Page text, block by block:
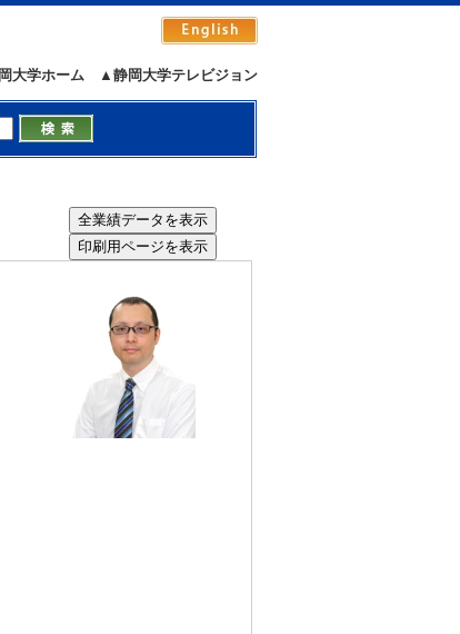
▲静岡大学テレビジョン
大学ホーム